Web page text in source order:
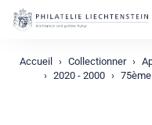
Accueil Collectionner
2020 - 2000